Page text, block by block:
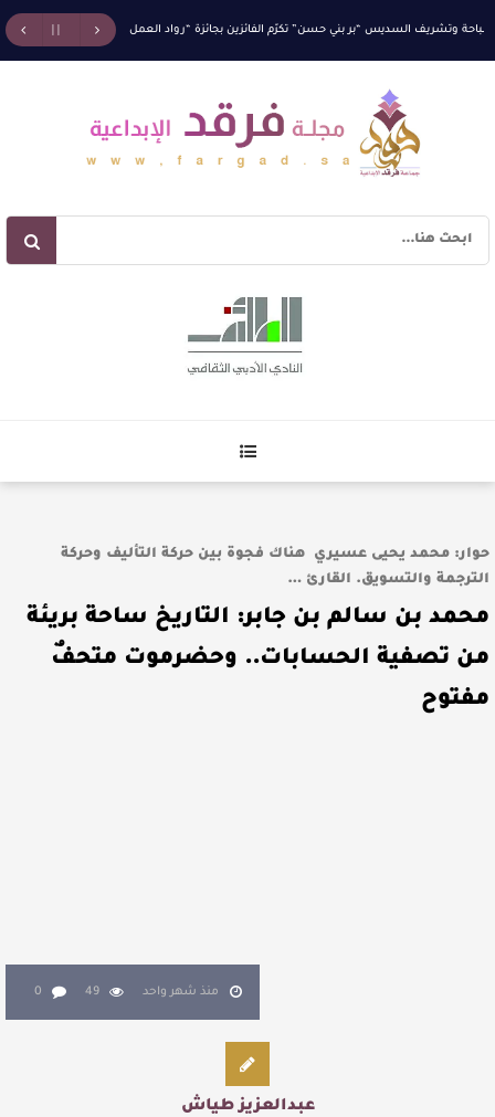
السديس “بر بني حسن” تكرّم الفائزين بجائزة “رواد العمل التطوعي 4” جائزة المهندس
الأدب وسر رمزية النصوص
حوار: محمد يحيى عسيري هناك فجوة بين حركة التأليف وحركة
الترجمة والتسويق. القارئ …
محمد بن سالم بن جابر: التاريخ ساحة بريئة
من تصفية الحسابات.. وحضرموت متحفٌ
مفتوح
منذ شهر واحد 49
0
عبدالعزيز طياش